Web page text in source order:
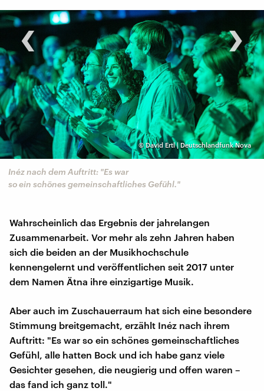
© David Ertl | Deutschlandfunk Nova
Inéz nach dem Auftritt: "Es war
so ein schönes gemeinschaftliches Gefühl."
‹ ›
Wahrscheinlich das Ergebnis der jahrelangen
Zusammenarbeit. Vor mehr als zehn Jahren haben
sich die beiden an der Musikhochschule
kennengelernt und veröffentlichen seit 2017 unter
dem Namen Ätna ihre einzigartige Musik.
Aber auch im Zuschauerraum hat sich eine besondere
Stimmung breitgemacht, erzählt Inéz nach ihrem
Auftritt: "Es war so ein schönes gemeinschaftliches
Gefühl, alle hatten Bock und ich habe ganz viele
Gesichter gesehen, die neugierig und offen waren –
das fand ich ganz toll."